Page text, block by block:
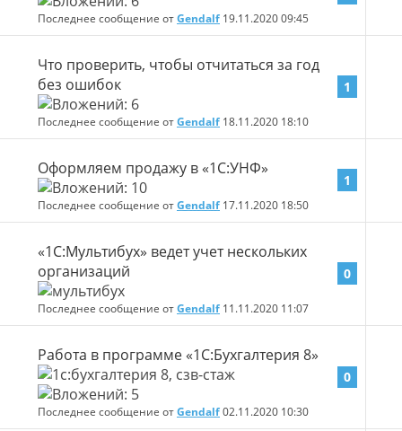
Последнее сообщение отGendalf 19.11.202009:45
Что проверить, чтобы отчитаться за год
без ошибок
Последнее сообщение отGendalf 18.11.2020 18:10
1
Оформляем продажу в «1С:УНФ»
Последнее сообщение отGendalf 17.11.2020 18:50
1
«1С:Мультибух» ведет учет нескольких
организаций
Последнее сообщение отGendalf 11.11.2020 11:07
0
Работа в программе «1С:Бухгалтерия 8»
Последнее сообщение отGendalf02.11.2020 10:30
0